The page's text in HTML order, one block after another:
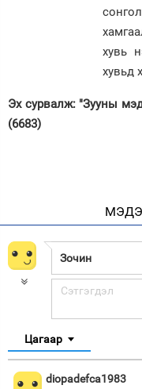
хувь
хувьд
Эх сурвалж: "Зууны
(6683)
Цагаар
diopadefca1983